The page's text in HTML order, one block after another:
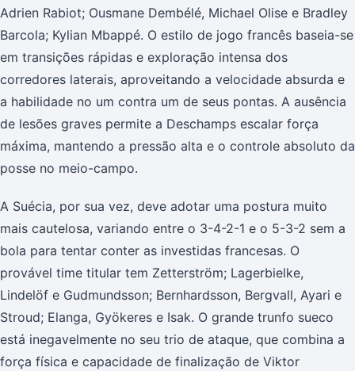
Adrien Rabiot; Ousmane Dembélé, Michael Olise e Bradley
Barcola; Kylian Mbappé. O estilo de jogo francês baseia-se
em transições rápidas e exploração intensa dos
corredores laterais, aproveitando a velocidade absurda e
a habilidade no um contra um de seus pontas. A ausência
de lesões graves permite a Deschamps escalar força
máxima, mantendo a pressão alta e o controle absoluto da
posse no meio-campo.
A Suécia, por sua vez, deve adotar uma postura muito
mais cautelosa, variando entre o 3-4-2-1 e o 5-3-2 sem a
bola para tentar conter as investidas francesas. O
provável time titular tem Zetterström; Lagerbielke,
Lindelöf e Gudmundsson; Bernhardsson, Bergvall, Ayari e
Stroud; Elanga, Gyökeres e Isak. O grande trunfo sueco
está inegavelmente no seu trio de ataque, que combina a
força física e capacidade de finalização de Viktor